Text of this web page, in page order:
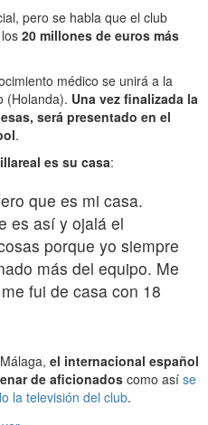
pero se habla que el club
20 millones de euros más
médico se unirá a la
(Holanda). Una vez finalizada la
será presentado en el
.
es su casa:
que es mi casa.
es así y ojalá el
porque yo siempre
más del equipo. Me
fui de casa con 18
el internacional español
de aficionados como así se
la televisión del club.